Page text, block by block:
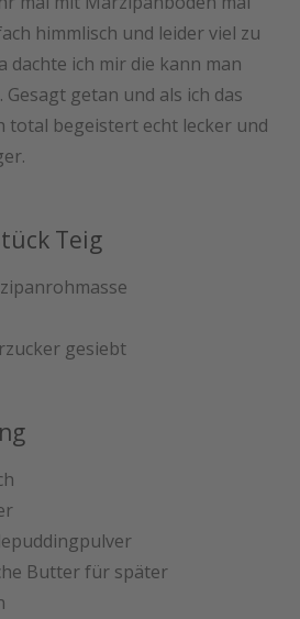
himmlisch und leider viel zu
dachte ich mir die kann man
Gesagt getan und als ich das
total begeistert echt lecker und
Teig
gesiebt
Butter für später